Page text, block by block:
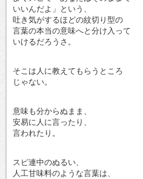
いいんだよ」という、
吐き気がするほどの紋切り型の
言葉の本当の意味へと分け入って
いけるだろうさ。
そこは人に教えてもらうところ
じゃない。
意味も分からぬまま、
安易に人に言ったり、
言われたり。
スピ連中のぬるい、
人工甘味料のような言葉は、